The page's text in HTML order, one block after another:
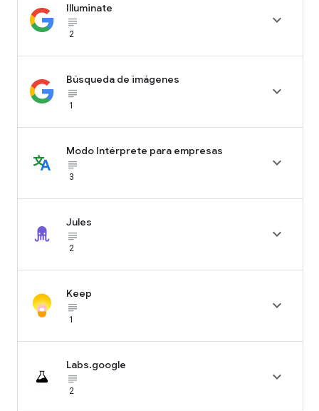
Illuminate
subject_black
2

Búsqueda de imágenes
subject_black
1

Modo Intérprete para empresas
subject_black
3

Jules
subject_black
2

Keep
subject_black
1

Labs.google
subject_black
2
